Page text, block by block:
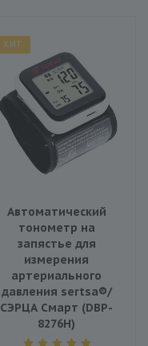
ХИТ
Автоматический
тонометр на
запястье для
измерения
артериального
давления sertsa®/
СЭРЦА Смарт (DBP-
8276H)